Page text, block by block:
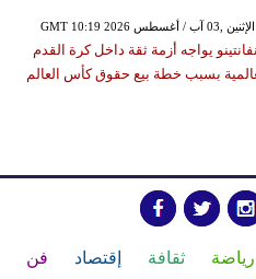
GMT 10:19 2026 الإثنين ,03 آب / أغسطس
يواجه أزمة ثقة داخل كرة القدم
بسبب خطة بيع حقوق كأس العالم
رياضة ثقافة إقتصاد فن